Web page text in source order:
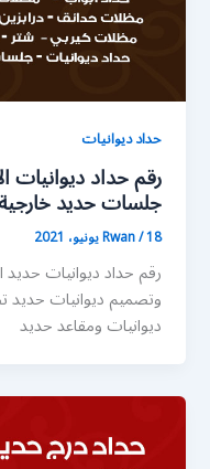
حداد ديوانيات
جلسات حديد
Rwan/18 يونيو، 2021
رقم حداد ديوانيات
وتصميم ديوانيات
ديوانيات ومقاعد حديد